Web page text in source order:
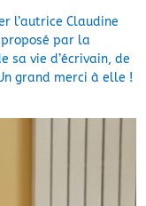
l’autrice Claudine
par la
sa vie d’écrivain, de
grand merci à elle !